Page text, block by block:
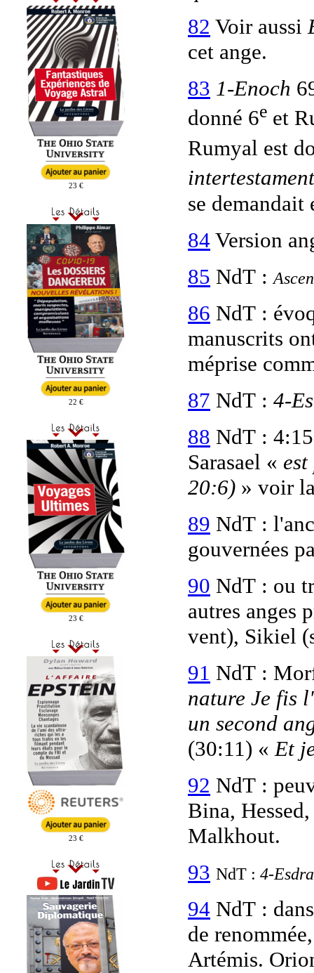
23 €
22 €
23 €
23 €
82 Voir aussi
cet ange.
83 1-Enoch
donné 6e et
Rumyal est
se demandait
84 Version
85 NdT :
86 NdT :
manuscrits
méprise
87 NdT : 4-
88 NdT :
Sarasael «
20:6) » voir
89 NdT :
gouvernées
90 NdT : ou
autres anges
vent), Sikiel
91 NdT :
nature Je fis
un second
(30:11) « Et
92 NdT :
Bina,
Malkhout.
93 NdT : 4-
94 NdT :
de
Artémis.